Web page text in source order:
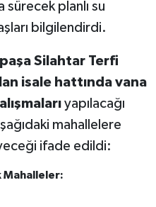
planlı su
bilgilendirdi.
Silahtar Terfi
isale hattında vana
yapılacağı
mahallelere
ifade edildi:
Mahalleler: